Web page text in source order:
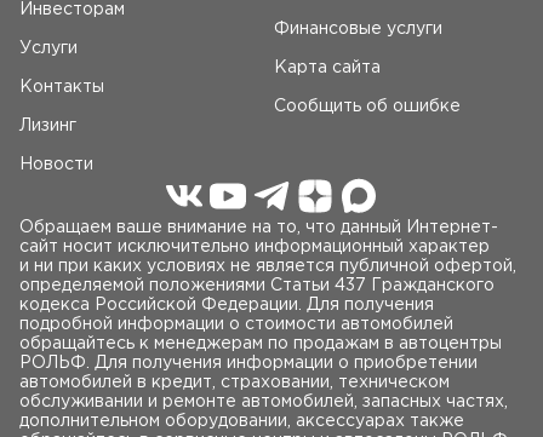
Инвесторам
Услуги
Контакты
Лизинг
Новости
Финансовые услуги
Карта сайта
Сообщить об ошибке
Обращаем ваше внимание на то, что данный Интернет-
сайт носит исключительно информационный характер
и ни при каких условиях не является публичной офертой,
определяемой положениями Статьи 437 Гражданского
кодекса Российской Федерации. Для получения
подробной информации о стоимости автомобилей
обращайтесь к менеджерам по продажам в автоцентры
РОЛЬФ. Для получения информации о приобретении
автомобилей в кредит, страховании, техническом
обслуживании и ремонте автомобилей, запасных частях,
дополнительном оборудовании, аксессуарах также